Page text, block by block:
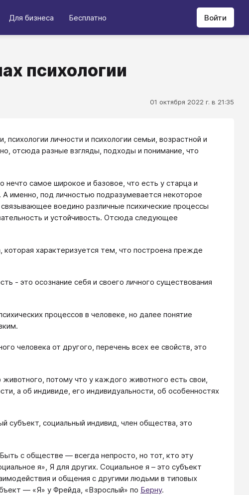
Для бизнеса Бесплатно Войти
психологии
01 октября 2022 г. в 21:35
личности и психологии семьи, возрастной и
отсюда разные взгляды, подходы и понимание, что
самое широкое и базовое, что есть у старца и
именно, под личностью подразумевается некоторое
воедино различные психические процессы
и устойчивость. Отсюда следующее
которая характеризуется тем, что построена прежде
- это осознание себя и своего личного существования
процессов в человеке, но далее понятие
человека от другого, перечень всех ее свойств, это
потому что у каждого животного есть свои,
а об индивиде, его индивидуальности, об особенностях
субъект, социальный индивид, член общества, это
с обществе — всегда непросто, но тот, кто эту
я», Я для других. Социальное я – это субъект
и общения с другими людьми в типовых
— «Я» у Фрейда, «Взрослый» по Берну.